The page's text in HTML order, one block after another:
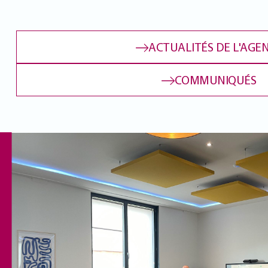
ACTUALITÉS DE
COMMUNIQUÉS